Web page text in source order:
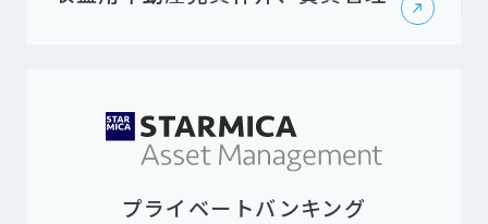
プライベートバンキング